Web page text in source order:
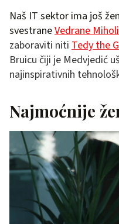
Naš IT sektor ima još
svestraneVedrane
zaboraviti niti Tedy the
Bruicu čiji je Medvjedić
najinspirativnih
Najmoćnije